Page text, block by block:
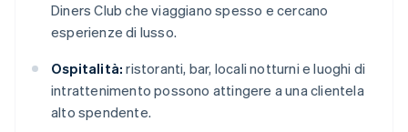
Diners Club che viaggiano spesso e cercano
esperienze di lusso.
Ospitalità: ristoranti, bar, locali notturni e luoghi di
intrattenimento possono attingere a una clientela
alto spendente.